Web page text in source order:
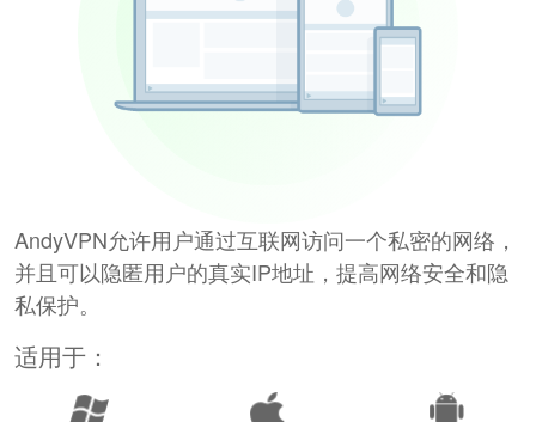
AndyVPN允许用户通过互联网访问一个私密的网络，
并且可以隐匿用户的真实IP地址，提高网络安全和隐
私保护。
适用于：